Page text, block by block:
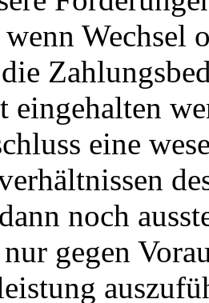
Wechsel
eingehalten
eine
noch
gegen